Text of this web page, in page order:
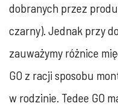
dobranych przez
czarny). Jednak przy
zauważymy różnice
GO z racji sposobu
w rodzinie. Tedee GO